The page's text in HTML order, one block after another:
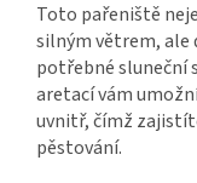
Toto pařeniště
silným větrem, ale
potřebné sluneční
aretací vám
uvnitř, čímž
pěstování.